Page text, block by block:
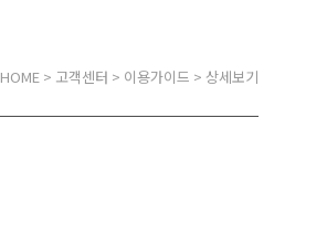
HOME > 고객센터 > 이용가이드 > 상세보기